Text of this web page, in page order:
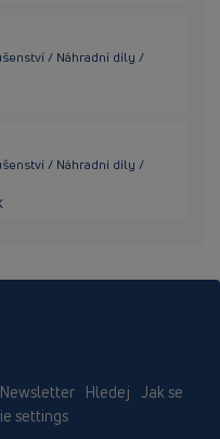
/ Náhradní díly /
/ Náhradní díly /
Hledej Jak se
settings